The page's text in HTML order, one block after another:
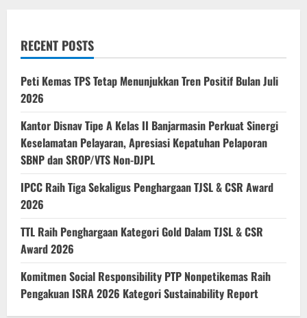
RECENT POSTS
Peti Kemas TPS Tetap Menunjukkan Tren Positif Bulan Juli
2026
Kantor Disnav Tipe A Kelas II Banjarmasin Perkuat Sinergi
Keselamatan Pelayaran, Apresiasi Kepatuhan Pelaporan
SBNP dan SROP/VTS Non-DJPL
IPCC Raih Tiga Sekaligus Penghargaan TJSL & CSR Award
2026
TTL Raih Penghargaan Kategori Gold Dalam TJSL & CSR
Award 2026
Komitmen Social Responsibility PTP Nonpetikemas Raih
Pengakuan ISRA 2026 Kategori Sustainability Report